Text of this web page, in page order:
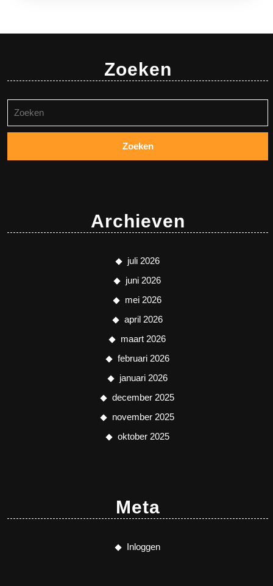
Zoeken
naar:
Archieven
juli 2026
juni 2026
mei 2026
april 2026
maart 2026
februari 2026
januari 2026
december 2025
november 2025
oktober 2025
Meta
Inloggen